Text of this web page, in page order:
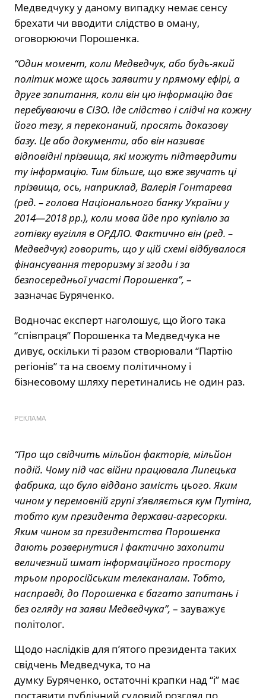
Медведчуку у даному випадку немає сенсу
брехати чи вводити слідство в оману,
оговорюючи Порошенка.
“Один момент, коли Медведчук, або будь-який
політик може щось заявити у прямому ефірі, а
друге запитання, коли він цю інформацію дає
перебуваючи в СІЗО. Іде слідство і слідчі на кожну
його тезу, я переконаний, просять доказову
базу. Це або документи, або він називає
відповідні прізвища, які можуть підтвердити
ту інформацію. Тим більше, що вже звучать ці
прізвища, ось, наприклад, Валерія Гонтарева
(ред. – голова Національного банку України у
2014—2018 рр.), коли мова йде про купівлю за
готівку вугілля в ОРДЛО. Фактично він (ред. –
Медведчук) говорить, що у цій схемі відбувалося
фінансування тероризму зі згоди і за
безпосередньої участі Порошенка”, –
зазначає Буряченко.
Водночас експерт наголошує, що його така
“співпраця” Порошенка та Медведчука не
дивує, оскільки ті разом створювали “Партію
регіонів” та на своєму політичному і
бізнесовому шляху перетинались не один раз.
РЕКЛАМА
“Про що свідчить мільйон факторів, мільйон
подій. Чому під час війни працювала Липецька
фабрика, що було віддано замість цього. Яким
чином у перемовній групі з’являється кум Путіна,
тобто кум президента держави-агресорки.
Яким чином за президентства Порошенка
дають розвернутися і фактично захопити
величезний шмат інформаційного простору
трьом проросійським телеканалам. Тобто,
насправді, до Порошенка є багато запитань і
без огляду на заяви Медведчука”, – зауважує
політолог.
Щодо наслідків для п’ятого президента таких
свідчень Медведчука, то на
думку Буряченко, остаточні крапки над “і” має